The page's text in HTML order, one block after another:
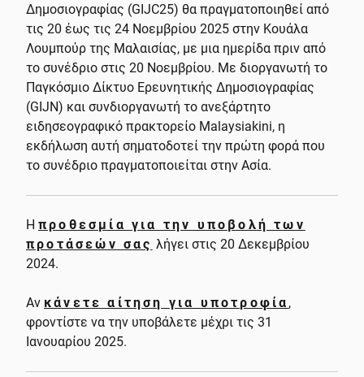
Δημοσιογραφίας (GIJC25) θα πραγματοποιηθεί από
τις 20 έως τις 24 Νοεμβρίου 2025 στην Κουάλα
Λουμπούρ της Μαλαισίας, με μια ημερίδα πριν από
το συνέδριο στις 20 Νοεμβρίου. Με διοργανωτή το
Παγκόσμιο Δίκτυο Ερευνητικής Δημοσιογραφίας
(GIJN) και συνδιοργανωτή το ανεξάρτητο
ειδησεογραφικό πρακτορείο Malaysiakini, η
εκδήλωση αυτή σηματοδοτεί την πρώτη φορά που
το συνέδριο πραγματοποιείται στην Ασία.
Η προθεσμία για την υποβολή των
προτάσεών σας λήγει στις 20 Δεκεμβρίου
2024.
Αν κάνετε αίτηση για υποτροφία ,
φροντίστε να την υποβάλετε μέχρι τις 31
Ιανουαρίου 2025.